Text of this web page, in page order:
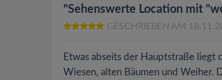
"Sehenswerte Location mit
GESCHRIEBEN AM
Etwas abseits der Hauptstraße liegt
Wiesen, alten Bäumen und Weiher.